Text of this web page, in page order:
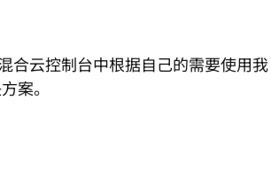
合云控制台中根据自己的需要使用我
案。